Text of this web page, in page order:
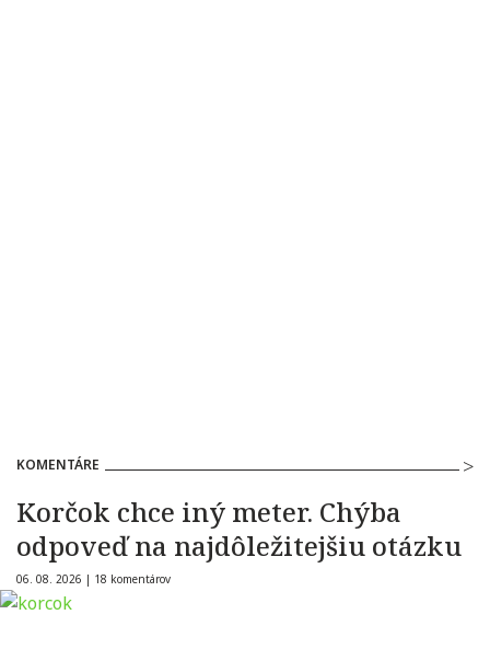
KOMENTÁRE
Korčok chce iný meter. Chýba
odpoveď na najdôležitejšiu otázku
06. 08. 2026 | 18 komentárov